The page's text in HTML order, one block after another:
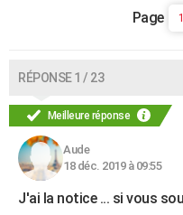
1
RÉPONSE 1 / 23
Meilleure réponse
Aude
18 déc. 2019 à 09:55
J'ai la notice ... si vous